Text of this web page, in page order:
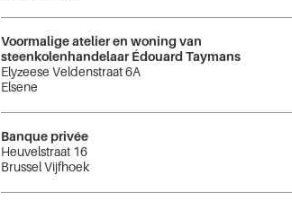
Voormalige atelier en woning van
steenkolenhandelaar Édouard Taymans
Elyzeese Veldenstraat 6A
Elsene
Banque privée
Heuvelstraat 16
Brussel Vijfhoek